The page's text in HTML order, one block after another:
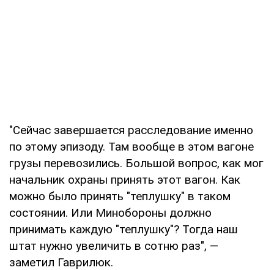
"Сейчас завершается расследование именно
по этому эпизоду. Там вообще в этом вагоне
грузы перевозились. Большой вопрос, как мог
начальник охраны принять этот вагон. Как
можно было принять "теплушку" в таком
состоянии. Или Минобороны должно
принимать каждую "теплушку"? Тогда наш
штат нужно увеличить в сотню раз", —
заметил Гаврилюк.